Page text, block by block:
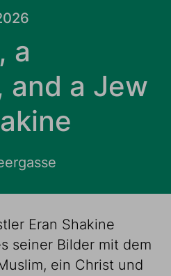
a
and a Jew
Eran Shakine
seiner Bilder mit dem
ein Christ und